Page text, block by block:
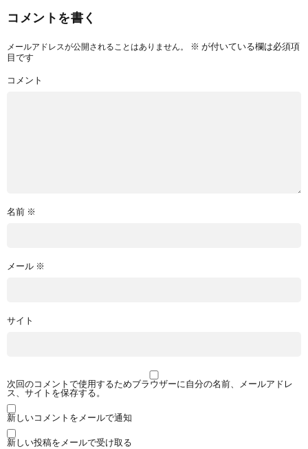
コメントを書く
メールアドレスが公開されることはありません。 ※ が付いている欄は必須項
目です
コメント
名前 ※
メール ※
サイト
次回のコメントで使用するためブラウザーに自分の名前、メールアドレ
ス、サイトを保存する。
新しいコメントをメールで通知
新しい投稿をメールで受け取る